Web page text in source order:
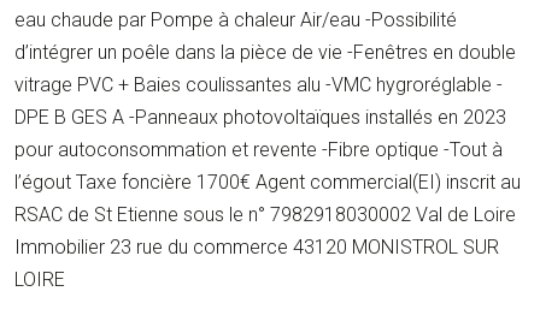
eau chaude par Pompe à chaleur Air/eau -Possibilité
d’intégrer un poêle dans la pièce de vie -Fenêtres en double
vitrage PVC + Baies coulissantes alu -VMC hygroréglable -
DPE B GES A -Panneaux photovoltaïques installés en 2023
pour autoconsommation et revente -Fibre optique -Tout à
l’égout Taxe foncière 1700€ Agent commercial(EI) inscrit au
RSAC de St Etienne sous le n° 7982918030002 Val de Loire
Immobilier 23 rue du commerce 43120 MONISTROL SUR
LOIRE